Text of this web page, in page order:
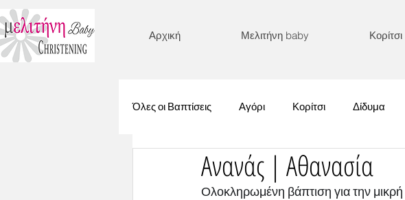
Αρχική Μελιτήνη baby Κορίτσι
Όλες οι Βαπτίσεις Αγόρι Κορίτσι Δίδυμα
Λουλούδια Χειμωνιάτικες
Ανανάς | Αθανασία
Ολοκληρωμένη βάπτιση για την μικρή